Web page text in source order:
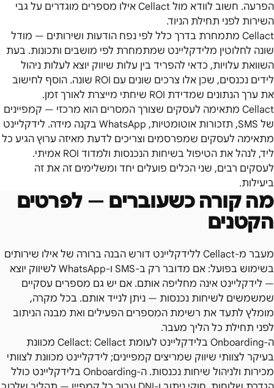
הפרעה. חשוב לוודא מול Cellact אילו מספרים מוגדרים על גבי
השירות לפני תחילת הניוד.
Cellact מתמחרת בדרך כלל לפי נפח הודעות ושירותים — מודל
שונה לחלוטין מלידקליינט שמתמחרת לפי מושבים ותכונות. בעת
השוואת עלויות, כדאי להפריד בין עלות שיווק יוצא לעלות ניהול
לידים נכנסים, שכן אלו צרכים שונים עם ROI שונה. הוסף לחישוב
את ערך הנתונים שמדידת ROI שיחתי מייצרת לאורך זמן.
Cellact מתאימה לעסקים שצורך המסרים הוא מרכזי — קמפיינים
של SMS, תזכורות אוטומטיות, WhatsApp בקנה מידה. לידקליינט
מתאימה לעסקים שמפרסמים וצריכים לדעת מאיזה ערוץ הגיע כל
ליד, לנהל את הטיפול בשיחות הנכנסות ולמדוד ROI אמיתי.
לעסקים רבים, שני הכלים פועלים יחד ומשלימים זה את זה
ביעילות.
מה קורה כשעוברים — לפרטים
הקטנים
מעבר מ-Cellact ללידקליינט דורש הבנה ברורה של אילו שירותים
בשימוש בפועל: אם מדובר רק ב-SMS ו-WhatsApp לשיווק יוצא
— לידקליינט אינה מחליפה אותם. אם יש גם מספרים עסקיים
שמשמשים לשיחות נכנסות — ניתן לנייד אותם. בכל מקרה,
מומלץ לתעד את רשימת המספרים הפעילים ואת מבנה הניתוב
לפני תחילת כל הליך מעבר.
ה-Onboarding בלידקליינט לעומת Cellact: Cellact מכוונת
בעיקר לצוותי שיווק שמריצים קמפיינים; לידקליינט מכוונת לצוותי
מכירות ולניהול שיחות נכנסות. ה-Onboarding בלידקליינט כולל